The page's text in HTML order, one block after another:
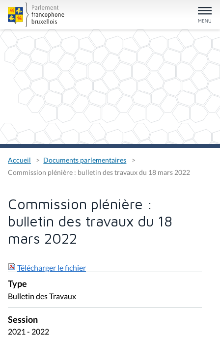
Accueil
Documents parlementaires
Commission plénière : bulletin des travaux du 18 mars 2022
Commission plénière :
bulletin des travaux du 18
mars 2022
Télécharger le fichier
Type
Bulletin des Travaux
Session
2021 - 2022